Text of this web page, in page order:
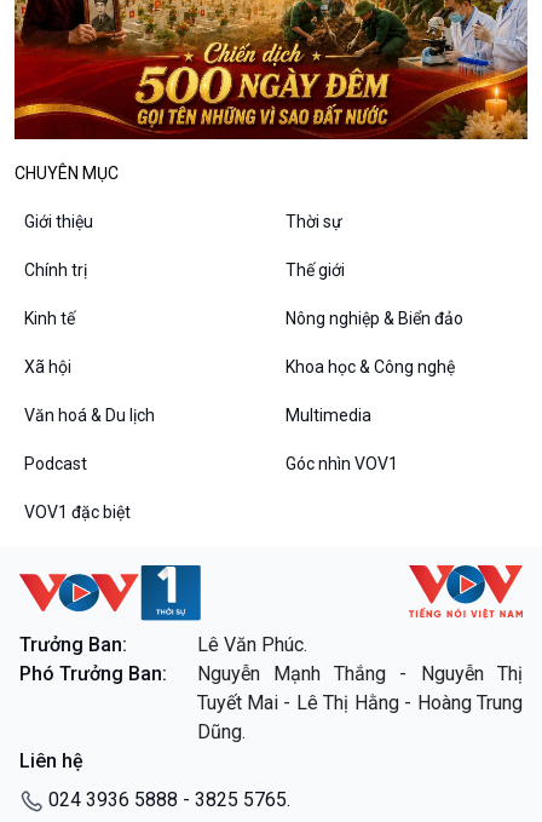
VOV1 đặc biệt
Chân dung cuộc sống
Các chương trình đặc biệt
CHUYÊN MỤC
Giới thiệu Thời sự
Chính trị Thế giới
Kinh tế Nông nghiệp & Biển đảo
Xã hội Khoa học & Công nghệ
Văn hoá & Du lịch Multimedia
Podcast Góc nhìn VOV1
VOV1 đặc biệt
Trưởng Ban:
Lê Văn Phúc.
Phó Trưởng Ban:
Nguyễn Mạnh Thắng - Nguyễn Thị
Tuyết Mai - Lê Thị Hằng - Hoàng Trung
Dũng.
Liên hệ
024 3936 5888 - 3825 5765.